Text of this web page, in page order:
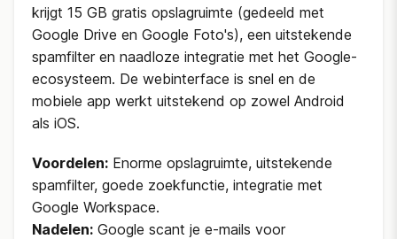
krijgt 15 GB gratis opslagruimte (gedeeld met
Google Drive en Google Foto's), een uitstekende
spamfilter en naadloze integratie met het Google-
ecosysteem. De webinterface is snel en de
mobiele app werkt uitstekend op zowel Android
als iOS.
Voordelen: Enorme opslagruimte, uitstekende
spamfilter, goede zoekfunctie, integratie met
Google Workspace.
Nadelen: Google scant je e-mails voor